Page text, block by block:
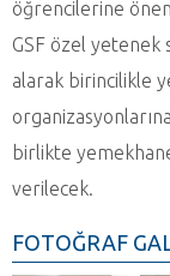
öğrencilerine
GSF özel yetenek
alarak birincilikle
birlikte
verilecek.
FOTOĞRAF